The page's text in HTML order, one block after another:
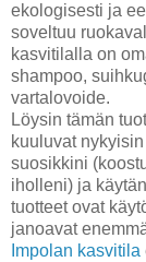
ekologisesti ja
soveltuu
kasvitilalla on
shampoo,
vartalovoide.
Löysin tämän
kuuluvat
suosikkini
iholleni) ja
tuotteet ovat
janoavat
Impolan kasvitila